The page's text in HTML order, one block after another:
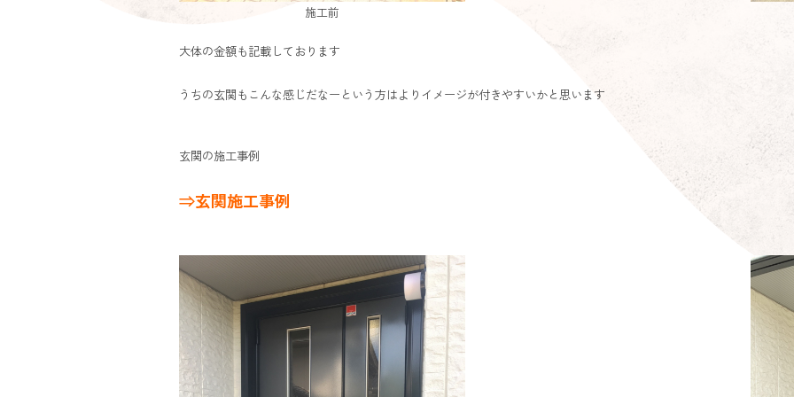
施工前
大体の金額も記載しております
うちの玄関もこんな感じだなーという方はよりイメージが付きやすいかと思います
玄関の施工事例
⇒玄関施工事例